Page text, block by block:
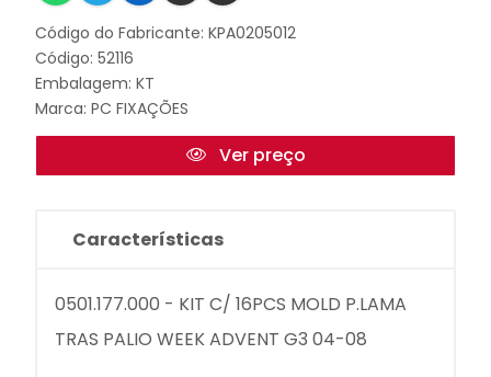
Código do Fabricante: KPA0205012
Código: 52116
Embalagem: KT
Marca: PC FIXAÇÕES
Ver preço
Características
0501.177.000 - KIT C/ 16PCS MOLD P.LAMA
TRAS PALIO WEEK ADVENT G3 04-08